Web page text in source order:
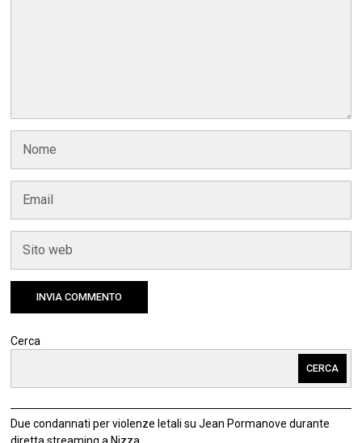
Cerca
CERCA
Due condannati per violenze letali su Jean Pormanove durante